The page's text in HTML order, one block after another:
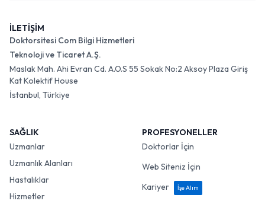
İLETİŞİM
Doktorsitesi Com Bilgi Hizmetleri
Teknoloji ve Ticaret A.Ş.
Maslak Mah. Ahi Evran Cd. A.O.S 55 Sokak No:2 Aksoy Plaza Giriş
Kat Kolektif House
İstanbul, Türkiye
SAĞLIK
Uzmanlar
Uzmanlık Alanları
Hastalıklar
Hizmetler
PROFESYONELLER
Doktorlar İçin
Web Siteniz İçin
Kariyer
İşe Alım